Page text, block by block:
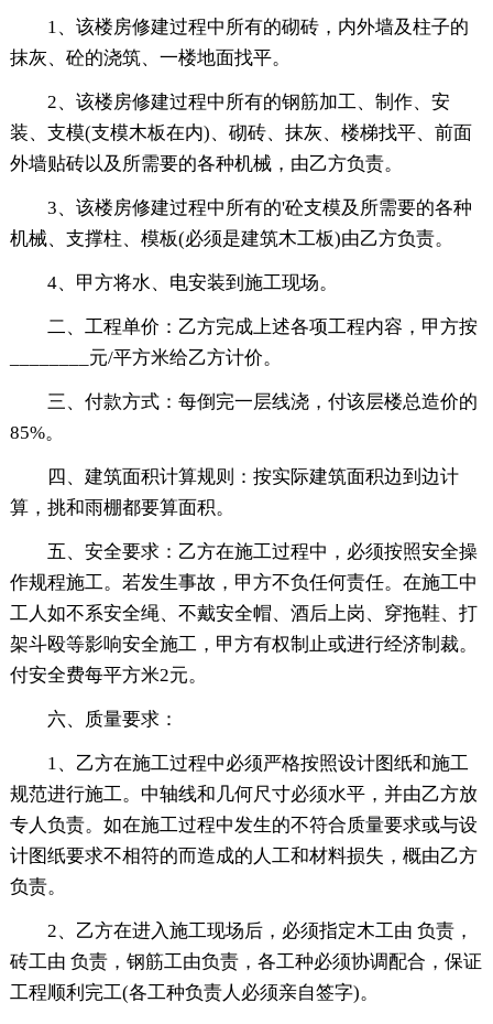
1、该楼房修建过程中所有的砌砖，内外墙及柱子的
抹灰、砼的浇筑、一楼地面找平。
2、该楼房修建过程中所有的钢筋加工、制作、安
装、支模(支模木板在内)、砌砖、抹灰、楼梯找平、前面
外墙贴砖以及所需要的各种机械，由乙方负责。
3、该楼房修建过程中所有的'砼支模及所需要的各种
机械、支撑柱、模板(必须是建筑木工板)由乙方负责。
4、甲方将水、电安装到施工现场。
二、工程单价：乙方完成上述各项工程内容，甲方按
________元/平方米给乙方计价。
三、付款方式：每倒完一层线浇，付该层楼总造价的
85%。
四、建筑面积计算规则：按实际建筑面积边到边计
算，挑和雨棚都要算面积。
五、安全要求：乙方在施工过程中，必须按照安全操
作规程施工。若发生事故，甲方不负任何责任。在施工中
工人如不系安全绳、不戴安全帽、酒后上岗、穿拖鞋、打
架斗殴等影响安全施工，甲方有权制止或进行经济制裁。
付安全费每平方米2元。
六、质量要求：
1、乙方在施工过程中必须严格按照设计图纸和施工
规范进行施工。中轴线和几何尺寸必须水平，并由乙方放
专人负责。如在施工过程中发生的不符合质量要求或与设
计图纸要求不相符的而造成的人工和材料损失，概由乙方
负责。
2、乙方在进入施工现场后，必须指定木工由 负责，
砖工由 负责，钢筋工由负责，各工种必须协调配合，保证
工程顺利完工(各工种负责人必须亲自签字)。